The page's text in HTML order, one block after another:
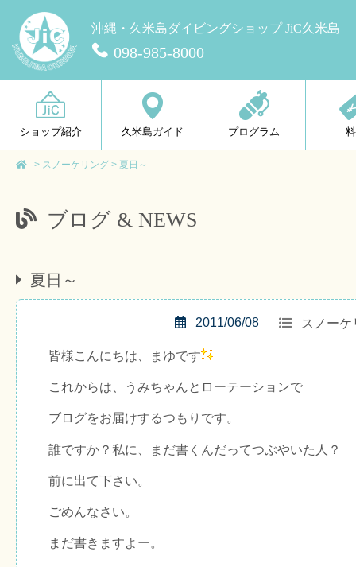
沖縄・久米島ダイビングショップ JiC久米島
098-985-8000
ショップ紹介 久米島ガイド プログラム
> スノーケリング > 夏日～
ブログ & NEWS
夏日～
スノーケ
2011/06/08
皆様こんにちは、まゆです
これからは、うみちゃんとローテーションで
ブログをお届けするつもりです。
誰ですか？私に、まだ書くんだってつぶやいた人？
前に出て下さい。
ごめんなさい。
まだ書きますよー。